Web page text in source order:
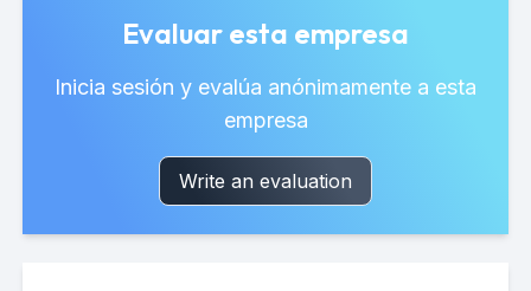
Evaluar esta empresa
Inicia sesión y evalúa anónimamente a esta
empresa
Write an evaluation